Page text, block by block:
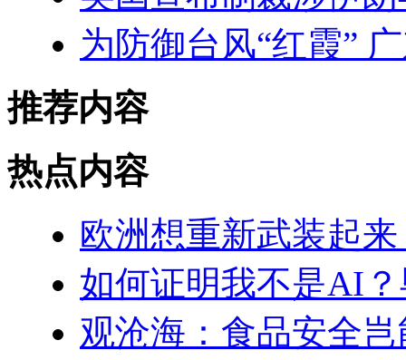
为防御台风“红霞”
推荐内容
热点内容
欧洲想重新武装起
如何证明我不是AI
观沧海：食品安全